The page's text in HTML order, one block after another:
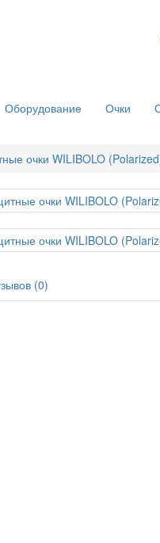
Оборудование Очки
очки WILIBOLO
(0)